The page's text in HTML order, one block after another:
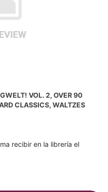
VOL. 2, OVER 90
CLASSICS, WALTZES
recibir en la librería el